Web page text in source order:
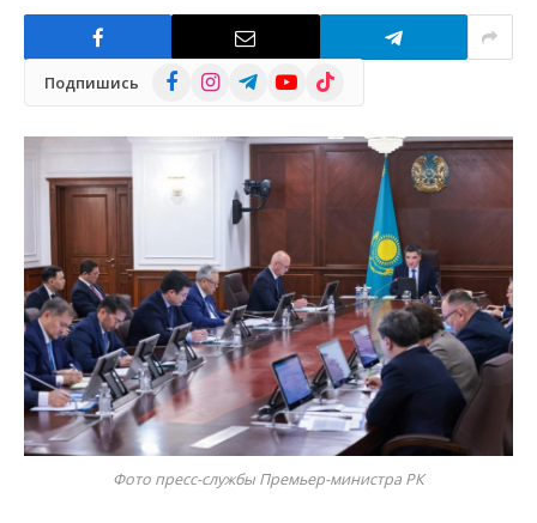
Подпишись FacebookInstagramTelegramYouTube
TikTok
Фото пресс-службы Премьер-министра РК